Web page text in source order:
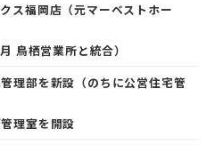
ス福岡店（元マーベストホー
鳥栖営業所と統合）
理部を新設（のちに公営住宅管
理室を開設